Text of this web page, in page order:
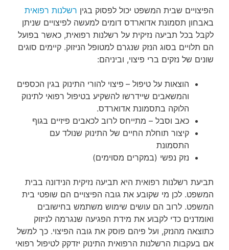
הפיצויים שבית המשפט יכול לפסוק בגין רשלנות רפואית
באבחון תסמונת אדוארדס דומים למעשה לפיצויים שניתן
לקבל בכל תביעה נזיקית על רשלנות רפואית, כאשר בפועל
הם תלויים בסוג הנזק שנגרם למטופל הניזוק. קיימים סוגים
שונים של נזקים ברי פיצוי, וביניהם:
הוצאות על טיפול – פיצוי להורי התינוק בגין הכספים
והמשאבים שיידרשו להשקיע בטיפול רפואי לתינוק
הלוקה בתסמונת אדוארדס.
כאב וסבל – מתייחס לרוב לכאבים פיזיים בגוף
קיצור תוחלת החיים של התינוק שנולד עם
התסמונת
נזק נפשי (במקרים מסוימים)
תביעת רשלנות רפואית היא תביעה נזיקית הנידונה בבית
המשפט. לכן מי שקובע את גובה הפיצויים הם שופטי בית
המשפט. לרוב הם עושים שימוש משתמש בחישובים
ואומדנים כדי לקבוע את מידת הפגיעה שנגרמה לניזוק
כתוצאה מהנזק, ועל פיהם פוסק את גובה הפיצוי. כך למשל
אם בעקבות הרשלנות הרפואית התינוק יזדקק לטיפול רפואי